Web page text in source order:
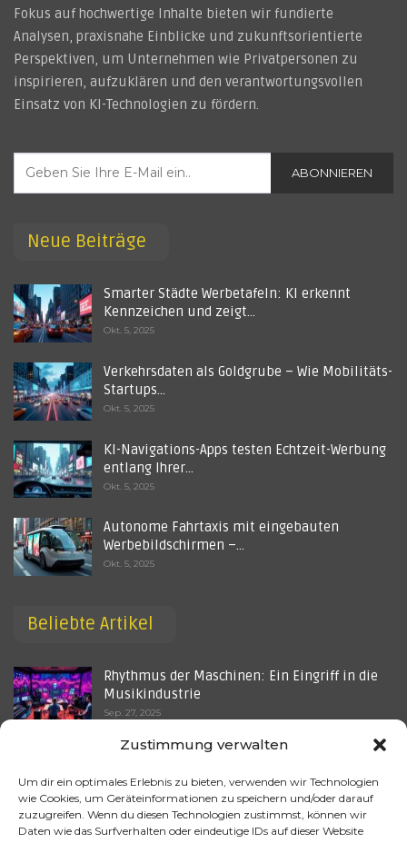
Zustimmung verwalten
Um dir ein optimales Erlebnis zu bieten, verwenden wir Technologien
wie Cookies, um Geräteinformationen zu speichern und/oder darauf
zuzugreifen. Wenn du diesen Technologien zustimmst, können wir
Daten wie das Surfverhalten oder eindeutige IDs auf dieser Website
Fokus auf hochwertige Inhalte bieten wir fundierte
Analysen, praxisnahe Einblicke und zukunftsorientierte
Perspektiven, um Unternehmen wie Privatpersonen zu
inspirieren, aufzuklären und den verantwortungsvollen
Einsatz von KI-Technologien zu fördern.
ABONNIEREN
Neue Beiträge
Smarter Städte Werbetafeln: KI erkennt
Kennzeichen und zeigt…
Okt. 5, 2025
Verkehrsdaten als Goldgrube – Wie Mobilitäts-
Startups…
Okt. 5, 2025
KI-Navigations-Apps testen Echtzeit-Werbung
entlang Ihrer…
Okt. 5, 2025
Autonome Fahrtaxis mit eingebauten
Werbebildschirmen –…
Okt. 5, 2025
Beliebte Artikel
Rhythmus der Maschinen: Ein Eingriff in die
Musikindustrie
Sep. 27, 2025
Marken-Testing-Krisen-AI-Tools – Wie
Technische Blackboxes: Warum KI-ADS oft